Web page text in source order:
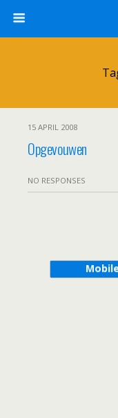
15 APRIL 2008
Opgevouwen
NO RESPONSES